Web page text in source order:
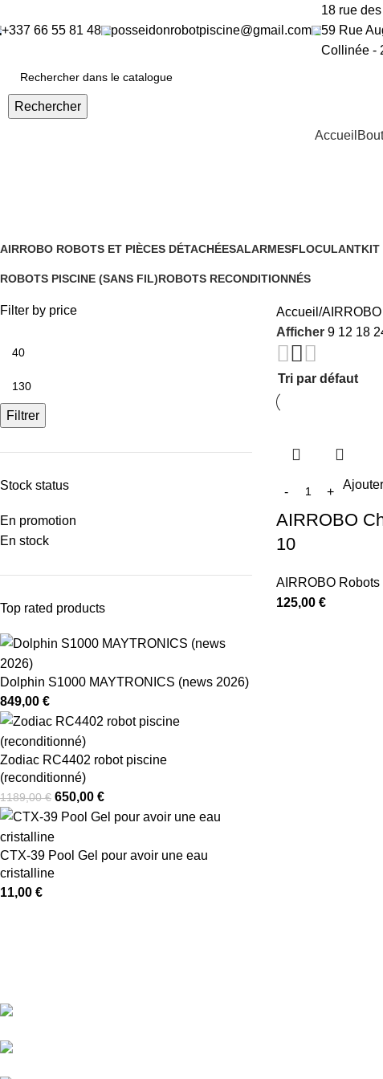
+337 66 55 81 48​ posseidonrobotpiscine@gmail.com​
18 rue
59 Rue
Collinée -
Rechercher
Accueil
AIRROBO ROBOTS ET PIÈCES DÉTACHÉESALARMESFLOCULANTKIT
ROBOTS PISCINE (SANS FIL)ROBOTS RECONDITIONNÉS
Filter by price
Filtrer
Stock status
En promotion
En stock
Top rated products
Dolphin S1000 MAYTRONICS (news 2026)
849,00 €
Zodiac RC4402 robot piscine
(reconditionné)
1189,00€ 650,00 €
CTX-39 Pool Gel pour avoir une eau
cristalline
11,00 €
Accueil
Afficher 9 12 18
AIRROBO
10
AIRROBO
125,00 €